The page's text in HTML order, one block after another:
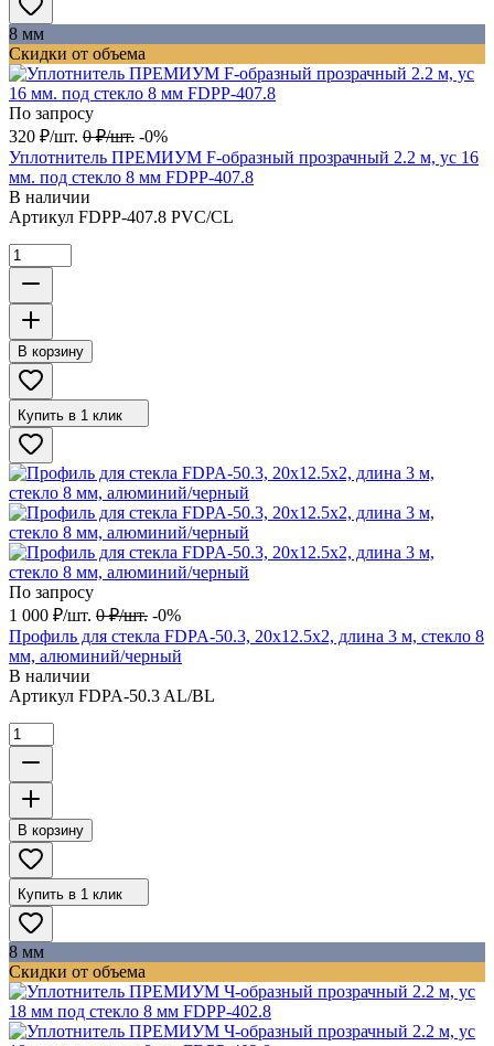
8 мм
Скидки от объема
По запросу
320 ₽/шт. 0 ₽/шт. -0%
Уплотнитель ПРЕМИУМ F-образный прозрачный 2.2 м, ус 16
мм. под стекло 8 мм FDPP-407.8
В наличии
Артикул FDPP-407.8 PVC/CL
В корзину
Купить в 1 клик
По запросу
1 000 ₽/шт. 0 ₽/шт. -0%
Профиль для стекла FDPA-50.3, 20х12.5х2, длина 3 м, стекло 8
мм, алюминий/черный
В наличии
Артикул FDPA-50.3 AL/BL
В корзину
Купить в 1 клик
8 мм
Скидки от объема